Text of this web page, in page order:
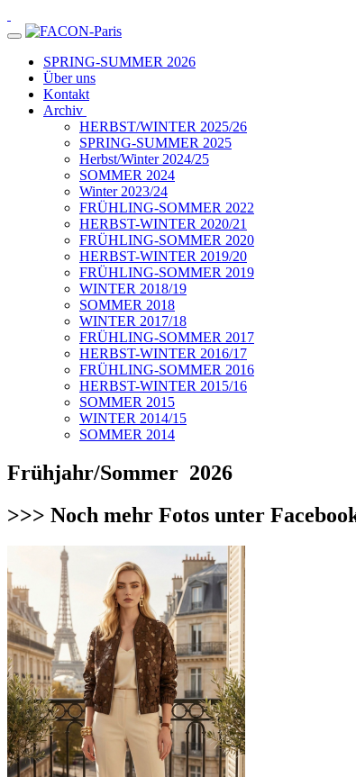
SPRING-SUMMER 2026
Über uns
Kontakt
Archiv
HERBST/WINTER 2025/26
SPRING-SUMMER 2025
Herbst/Winter 2024/25
SOMMER 2024
Winter 2023/24
FRÜHLING-SOMMER 2022
HERBST-WINTER 2020/21
FRÜHLING-SOMMER 2020
HERBST-WINTER 2019/20
FRÜHLING-SOMMER 2019
WINTER 2018/19
SOMMER 2018
WINTER 2017/18
FRÜHLING-SOMMER 2017
HERBST-WINTER 2016/17
FRÜHLING-SOMMER 2016
HERBST-WINTER 2015/16
SOMMER 2015
WINTER 2014/15
SOMMER 2014
Frühjahr/Sommer 2026
>>> Noch mehr Fotos unter